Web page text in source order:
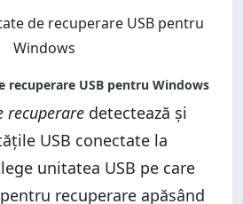
recuperare detectează și
USB conectate la
unitatea USB pe care
recuperare apăsând